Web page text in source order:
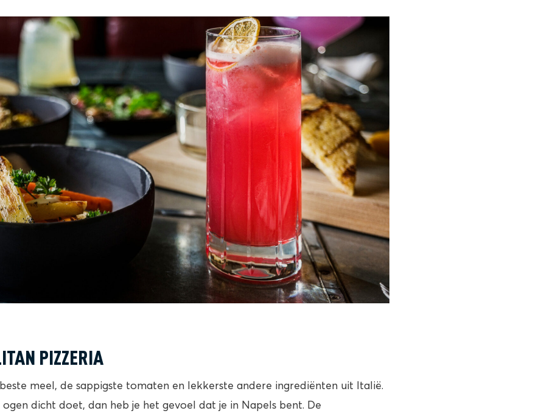
PIZZERIA
meel, de sappigste tomaten en lekkerste andere ingrediënten uit Italië.
dicht doet, dan heb je het gevoel dat je in Napels bent. De